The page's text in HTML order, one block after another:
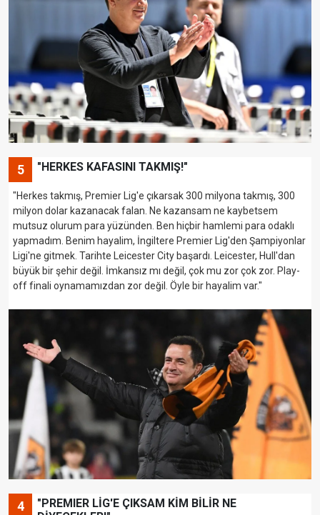
5 "HERKES KAFASINI TAKMIŞ!"
"Herkes takmış, Premier Lig'e çıkarsak 300 milyona takmış, 300
milyon dolar kazanacak falan. Ne kazansam ne kaybetsem
mutsuz olurum para yüzünden. Ben hiçbir hamlemi para odaklı
yapmadım. Benim hayalim, İngiltere Premier Lig'den Şampiyonlar
Ligi'ne gitmek. Tarihte Leicester City başardı. Leicester, Hull'dan
büyük bir şehir değil. İmkansız mı değil, çok mu zor çok zor. Play-
off finali oynamamızdan zor değil. Öyle bir hayalim var."
4
"PREMIER LİG'E ÇIKSAM KİM BİLİR NE